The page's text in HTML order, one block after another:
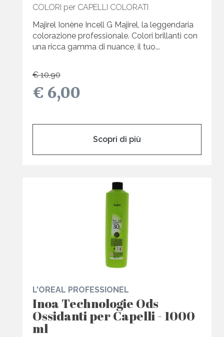
COLORI per CAPELLI COLORATI
Majirel Ionène Incell G Majirel, la leggendaria
colorazione professionale. Colori brillanti con
una ricca gamma di nuance, il tuo...
€ 10,90
€ 6,00
Scopri di più
L'OREAL PROFESSIONEL
Inoa Technologie Ods
Ossidanti per Capelli - 1000
ml